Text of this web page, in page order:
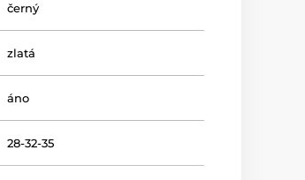
černý
zlatá
áno
28-32-35